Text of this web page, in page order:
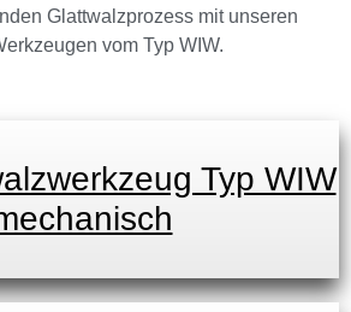
Glattwalzprozess mit unseren
vom Typ WIW.
Typ WIW